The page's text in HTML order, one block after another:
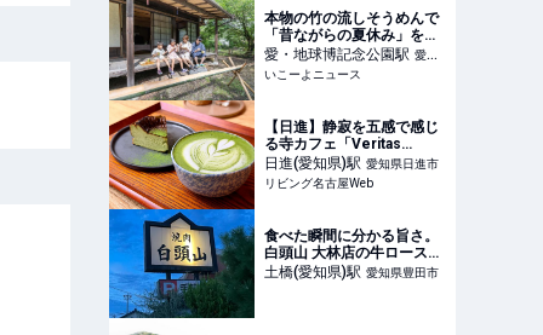
本物の竹の流しそうめんで
「昔ながらの夏休み」を体
験。愛知尾張地方初!?瀬戸
に登場
愛・地球博記念公園駅 愛知
県長久手市
いこーよニュース
【日進】静寂を五感で感じ
る寺カフェ「Veritas
coffee」
日進(愛知県)駅 愛知県日進市
リビング名古屋Web
食べた瞬間に分かる旨さ。
白頭山 大林店の牛ロース＆
牛ホルモン
土橋(愛知県)駅 愛知県豊田市